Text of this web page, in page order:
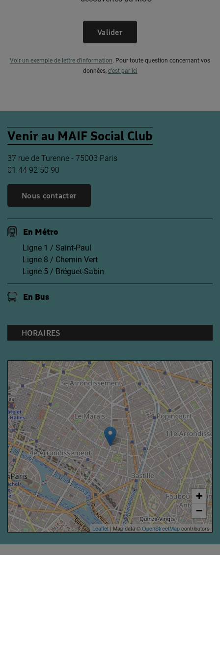
Valider
Voir un exemple de lettre d’information Pour toute question concernant vos
données, c’est par ici
Venir au MAIF Social Club
37 rue de Turenne - 75003 Paris
01 44 92 50 90
Nous contacter
En Métro
Ligne 1 / Saint-Paul
Ligne 8 / Chemin Vert
Ligne 5 / Bréguet-Sabin
En Bus
HORAIRES
+
−
Leaflet| Map data ©OpenStreetMapcontributors